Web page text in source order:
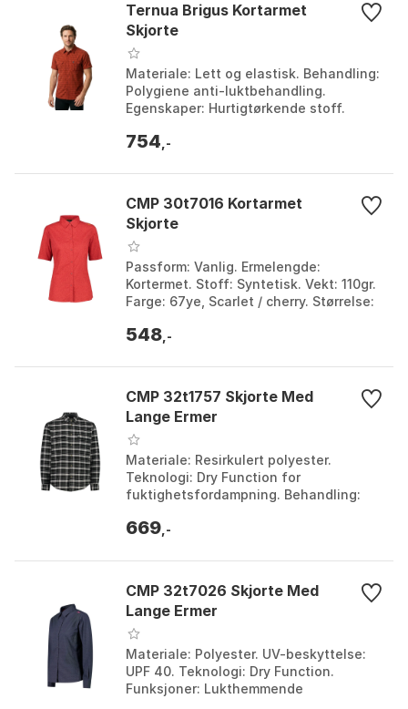
Ternua Brigus Kortarmet
Skjorte
Materiale: Lett og elastisk. Behandling:
Polygiene anti-luktbehandling.
Egenskaper: Hurtigtørkende stoff.
Farge: Bossa nova...
754 ,-
CMP 30t7016 Kortarmet
Skjorte
Passform: Vanlig. Ermelengde:
Kortermet. Stoff: Syntetisk. Vekt: 110gr.
Farge: 67ye, Scarlet / cherry. Størrelse:
548 ,-
CMP 32t1757 Skjorte Med
Lange Ermer
Materiale: Resirkulert polyester.
Teknologi: Dry Function for
fuktighetsfordampning. Behandling:
Fritidsaktiviteter og byturer....
669 ,-
CMP 32t7026 Skjorte Med
Lange Ermer
Materiale: Polyester. UV-beskyttelse:
UPF 40. Teknologi: Dry Function.
Funksjoner: Lukthemmende